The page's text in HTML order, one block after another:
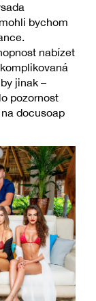
bychom
nabízet
jinak –
pozornost
docusoap